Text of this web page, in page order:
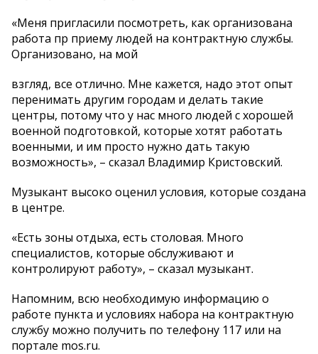
«Меня пригласили посмотреть, как организована
работа пр приему людей на контрактную службы.
Организовано, на мой
взгляд, все отлично. Мне кажется, надо этот опыт
перенимать другим городам и делать такие
центры, потому что у нас много людей с хорошей
военной подготовкой, которые хотят работать
военными, и им просто нужно дать такую
возможность», – сказал Владимир Кристовский.
Музыкант высоко оценил условия, которые создана
в центре.
«Есть зоны отдыха, есть столовая. Много
специалистов, которые обслуживают и
контролируют работу», – сказал музыкант.
Напомним, всю необходимую информацию о
работе пункта и условиях набора на контрактную
службу можно получить по телефону 117 или на
портале mos.ru.